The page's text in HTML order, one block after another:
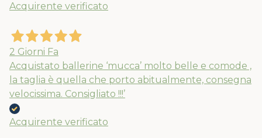
Acquirente verificato
2 Giorni Fa
Acquistato ballerine ‘mucca’ molto belle e comode ,
la taglia è quella che porto abitualmente, consegna
velocissima. Consigliato !!!’
Acquirente verificato
APPROFITTANE ORA